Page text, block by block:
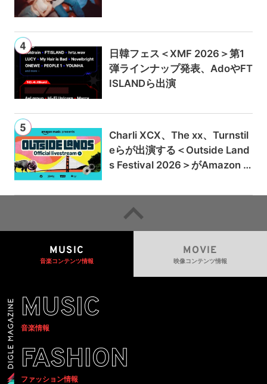
日韓フェス＜XMF 2026＞第1
弾ラインナップ発表、AdoやFT
ISLANDら出演
Charli XCX、The xx、Turnstil
eらが出演する＜Outside Land
s Festival 2026＞がAmazon M
ブ配信
MUSIC
音楽コンテンツ情報
MOVIE
映像コンテンツ情報
MUSIC
音楽情報
FASHION
ファッション情報